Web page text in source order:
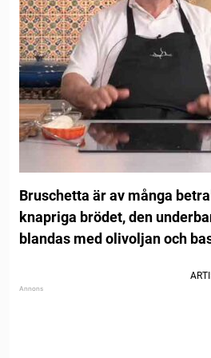
Bruschetta är av många
knapriga brödet, den
blandas med olivoljan och